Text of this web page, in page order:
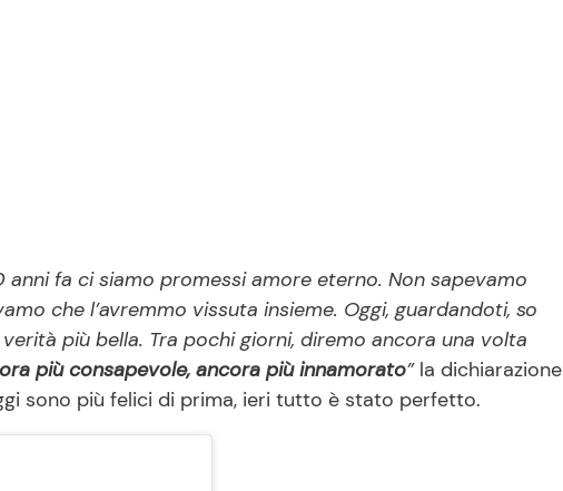
anni fa ci siamo promessi amore eterno. Non sapevamo
che l’avremmo vissuta insieme. Oggi, guardandoti, so
più bella. Tra pochi giorni, diremo ancora una volta
più consapevole, ancora più innamorato” la dichiarazione
sono più felici di prima, ieri tutto è stato perfetto.